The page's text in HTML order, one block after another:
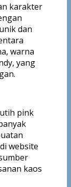
karakter
dan
warna
yang
pink
website
kaos